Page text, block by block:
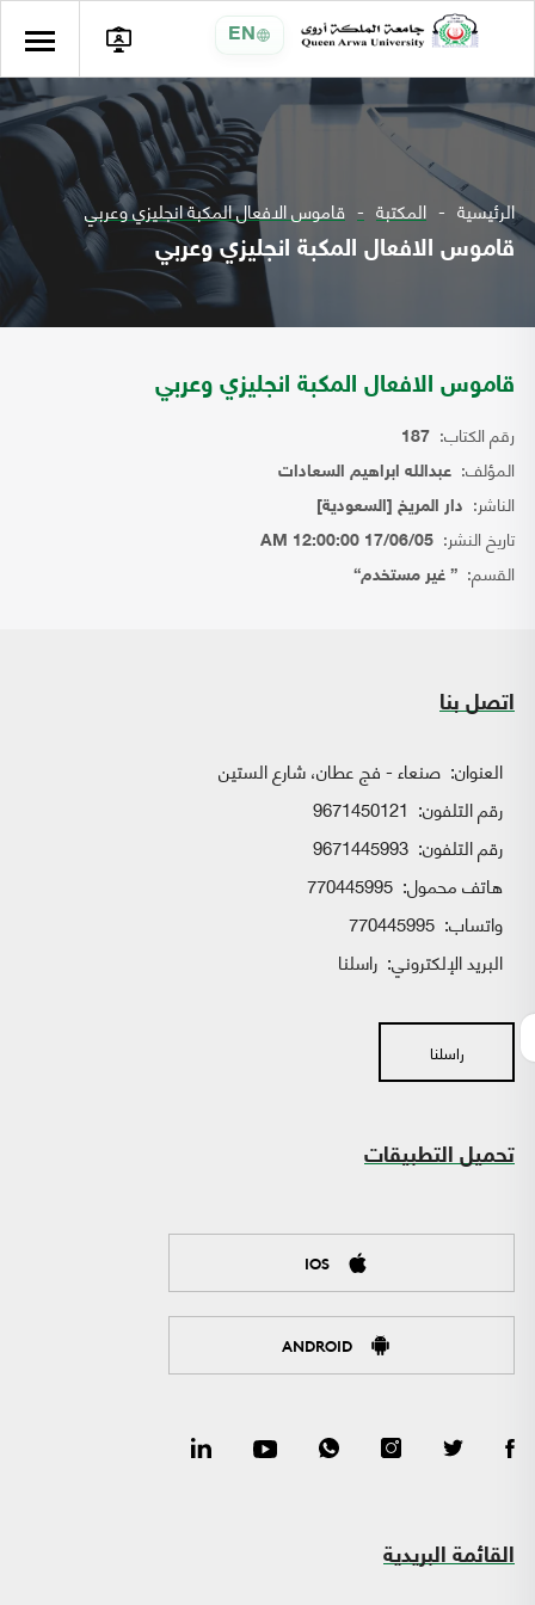
EN
الرئيسية المكتبة قاموس الافعال المكبة انجليزي وعربي
قاموس الافعال المكبة انجليزي وعربي
قاموس الافعال المكبة انجليزي وعربي
رقم الكتاب: 187
المؤلف: عبدالله ابراهيم السعادات
الناشر: دار المريخ [السعودية]
تاريخ النشر: 17/06/05 12:00:00 AM
القسم: { غير مستخدم}
اتصل بنا
العنوان: صنعاء - فج عطان، شارع الستين
رقم التلفون: 9671450121
رقم التلفون: 9671445993
هاتف محمول: 770445995
واتساب:
البريد الإلكتروني: راسلنا
راسلنا
تحميل التطبيقات
IOS
ANDROID
القائمة البريدية